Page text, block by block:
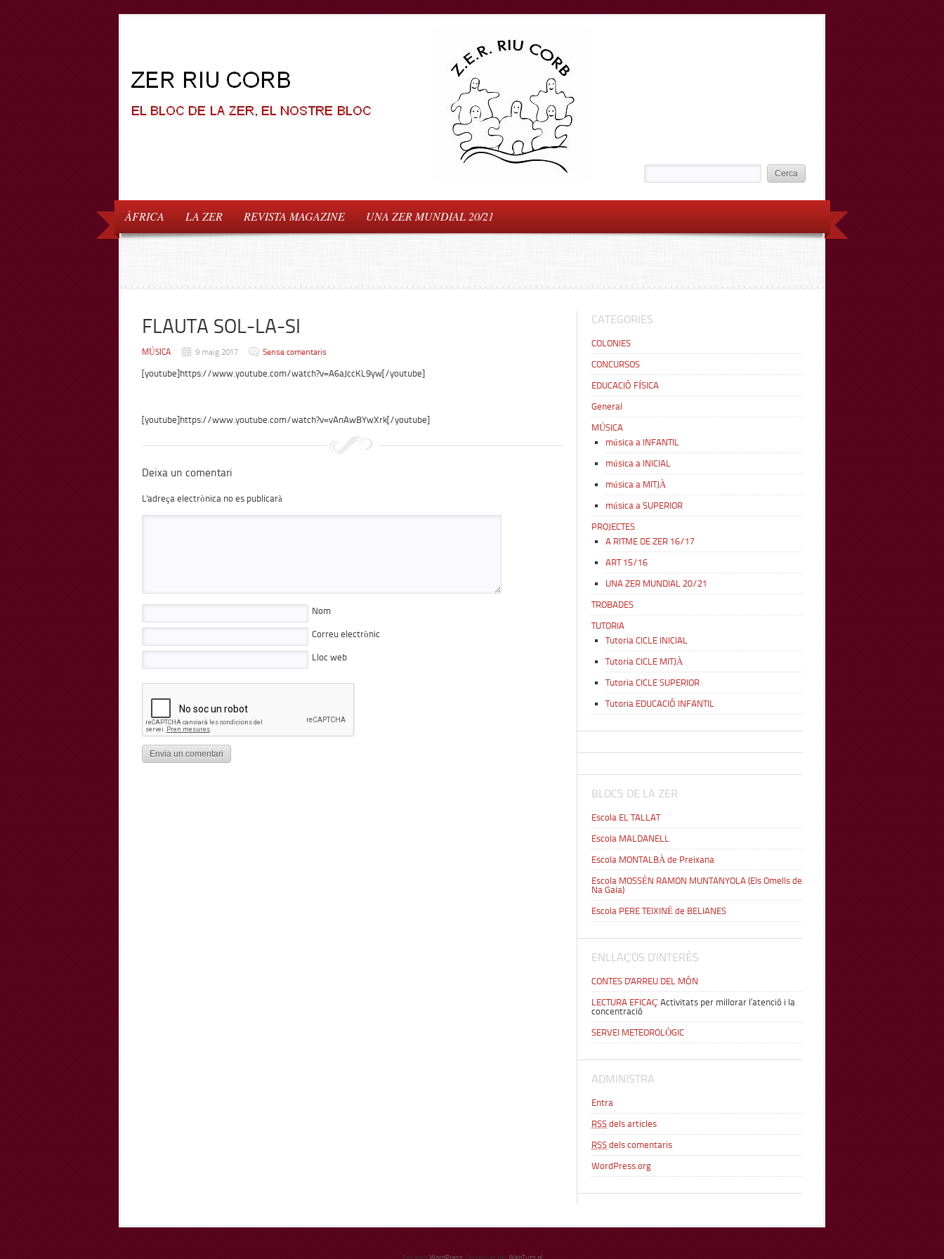
ÀFRICA LA ZER REVISTA MAGAZINE UNA ZER MUNDIAL 20/21
FLAUTA SOL-LA-SI
MÚSICA 9 maig 2017 Sense comentaris
[youtube]https://www.youtube.com/watch?v=A6aJccKL9yw[/youtube]
[youtube]https://www.youtube.com/watch?v=vAnAwBYwXrk[/youtube]
Deixa un comentari
L'adreça electrònica no es publicarà
Nom
Correu electrònic
Lloc web
CATEGORIES
COLONIES
CONCURSOS
EDUCACIÓ FÍSICA
General
MÚSICA
música a INFANTIL
música a INICIAL
música a MITJÀ
música a SUPERIOR
PROJECTES
A RITME DE ZER 16/17
ART 15/16
UNA ZER MUNDIAL 20/21
TROBADES
TUTORIA
Tutoria CICLE INICIAL
Tutoria CICLE MITJÀ
Tutoria CICLE SUPERIOR
Tutoria EDUCACIÓ INFANTIL
BLOCS DE LA ZER
Escola EL TALLAT
Escola MALDANELL
Escola MONTALBÀ de Preixana
Escola MOSSÈN RAMON MUNTANYOLA (Els Omells de
Na Gaia)
Escola PERE TEIXINÉ de BELIANES
ENLLAÇOS D'INTERÈS
CONTES D'ARREU DEL MÓN
LECTURA EFICAÇ Activitats per millorar l’atenció i la
concentració
SERVEI METEOROLÒGIC
ADMINISTRA
Entra
RSS dels articles
RSS dels comentaris
WordPress.org